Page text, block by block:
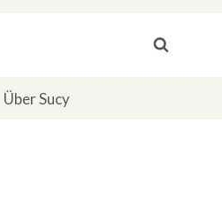
Über Sucy